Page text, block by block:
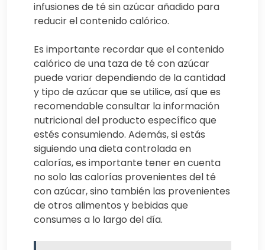
infusiones de té sin azúcar añadido para
reducir el contenido calórico.
Es importante recordar que el contenido
calórico de una taza de té con azúcar
puede variar dependiendo de la cantidad
y tipo de azúcar que se utilice, así que es
recomendable consultar la información
nutricional del producto específico que
estés consumiendo. Además, si estás
siguiendo una dieta controlada en
calorías, es importante tener en cuenta
no solo las calorías provenientes del té
con azúcar, sino también las provenientes
de otros alimentos y bebidas que
consumes a lo largo del día.